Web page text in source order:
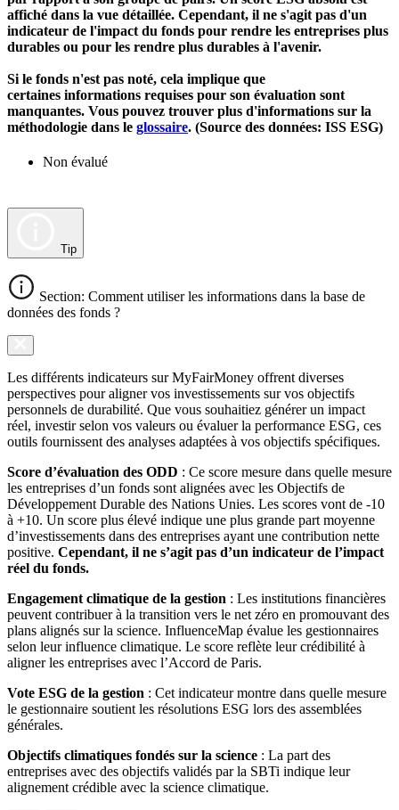
affiché dans la vue détaillée. Cependant, il ne s'agit pas d'un
indicateur de l'impact du fonds pour rendre les entreprises plus
durables ou pour les rendre plus durables à l'avenir.
Si le fonds n'est pas noté, cela implique que
certaines informations requises pour son évaluation sont
manquantes. Vous pouvez trouver plus d'informations sur la
méthodologie dans le glossaire. (Source des données: ISS ESG)
Non évalué
Tip
Section: Comment utiliser les informations dans la base de
données des fonds ?
Les différents indicateurs sur MyFairMoney offrent diverses
perspectives pour aligner vos investissements sur vos objectifs
personnels de durabilité. Que vous souhaitiez générer un impact
réel, investir selon vos valeurs ou évaluer la performance ESG, ces
outils fournissent des analyses adaptées à vos objectifs spécifiques.
Score d’évaluation des ODD : Ce score mesure dans quelle mesure
les entreprises d’un fonds sont alignées avec les Objectifs de
Développement Durable des Nations Unies. Les scores vont de -10
à +10. Un score plus élevé indique une plus grande part moyenne
d’investissements dans des entreprises ayant une contribution nette
positive. Cependant, il ne s’agit pas d’un indicateur de l’impact
réel du fonds.
Engagement climatique de la gestion : Les institutions financières
peuvent contribuer à la transition vers le net zéro en promouvant des
plans alignés sur la science. InfluenceMap évalue les gestionnaires
selon leur influence climatique. Le score reflète leur crédibilité à
aligner les entreprises avec l’Accord de Paris.
Vote ESG de la gestion : Cet indicateur montre dans quelle mesure
le gestionnaire soutient les résolutions ESG lors des assemblées
générales.
Objectifs climatiques fondés sur la science : La part des
entreprises avec des objectifs validés par la SBTi indique leur
alignement crédible avec la science climatique.